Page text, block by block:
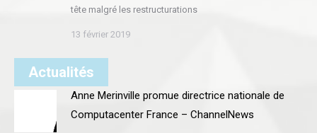
tête malgré les restructurations
13 février 2019
Actualités
Anne Merinville promue directrice nationale de
Computacenter France – ChannelNews